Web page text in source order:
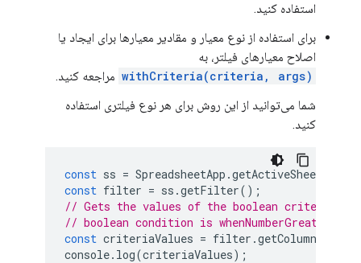
استفاده کنید.
برای استفاده از نوع معیار و مقادیر معیارها برای ایجاد یا
اصلاح معیارهای فیلتر، به
withCriteria(criteria, args) مراجعه کنید.
شما می‌توانید از این روش برای هر نوع فیلتری استفاده
کنید.
const ss = SpreadsheetApp .getActiveSheet
const filter = ss .getFilter();
// Gets the values of the boolean criteria
// boolean condition is
const criteriaValues = filter .
console. log(criteriaValues);